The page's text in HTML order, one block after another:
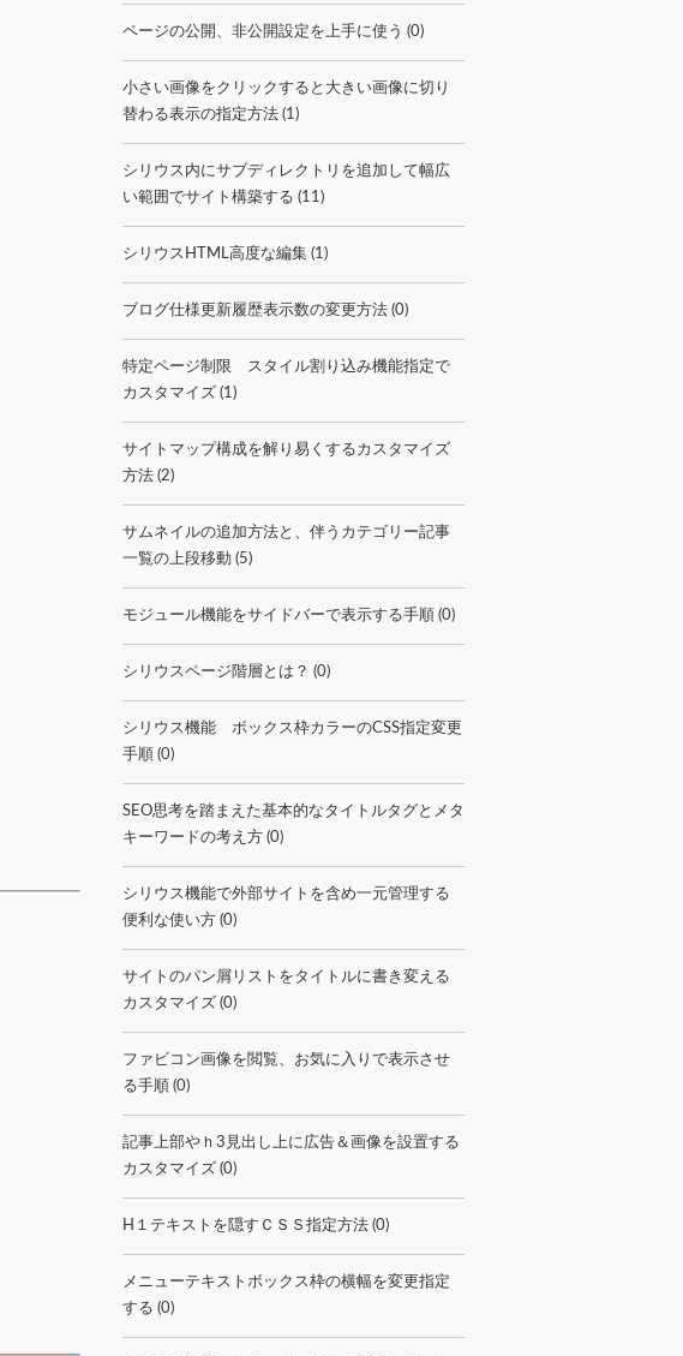
ページの公開、非公開設定を上手に使う (0)
小さい画像をクリックすると大きい画像に切り
替わる表示の指定方法 (1)
シリウス内にサブディレクトリを追加して幅広
い範囲でサイト構築する (11)
シリウスHTML高度な編集 (1)
ブログ仕様更新履歴表示数の変更方法 (0)
特定ページ制限 スタイル割り込み機能指定で
カスタマイズ (1)
サイトマップ構成を解り易くするカスタマイズ
方法 (2)
サムネイルの追加方法と、伴うカテゴリー記事
一覧の上段移動 (5)
モジュール機能をサイドバーで表示する手順 (0)
シリウスページ階層とは？ (0)
シリウス機能 ボックス枠カラーのCSS指定変更
手順 (0)
SEO思考を踏まえた基本的なタイトルタグとメタ
キーワードの考え方 (0)
シリウス機能で外部サイトを含め一元管理する
便利な使い方 (0)
サイトのパン屑リストをタイトルに書き変える
カスタマイズ (0)
ファビコン画像を閲覧、お気に入りで表示させ
る手順 (0)
記事上部やｈ3見出し上に広告＆画像を設置する
カスタマイズ (0)
H１テキストを隠すＣＳＳ指定方法 (0)
メニューテキストボックス枠の横幅を変更指定
する (0)